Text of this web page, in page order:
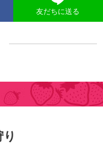
友だちに送る